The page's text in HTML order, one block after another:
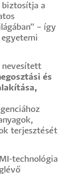
biztosítja a
– így
nevesített
és
terjesztését
technológia